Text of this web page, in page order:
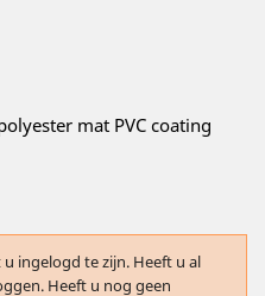
mat PVC coating
ingelogd te zijn. Heeft u al
Heeft u nog geen